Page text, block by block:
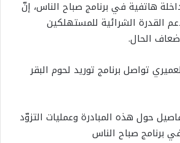
هاتفية في برنامج صباح الناس، إنّ
القدرة الشرائية للمستهلكين
الحال.
تواصل برنامج توريد لحوم البقر
حول هذه المبادرة وعمليات التزوّد
برنامج صباح الناس